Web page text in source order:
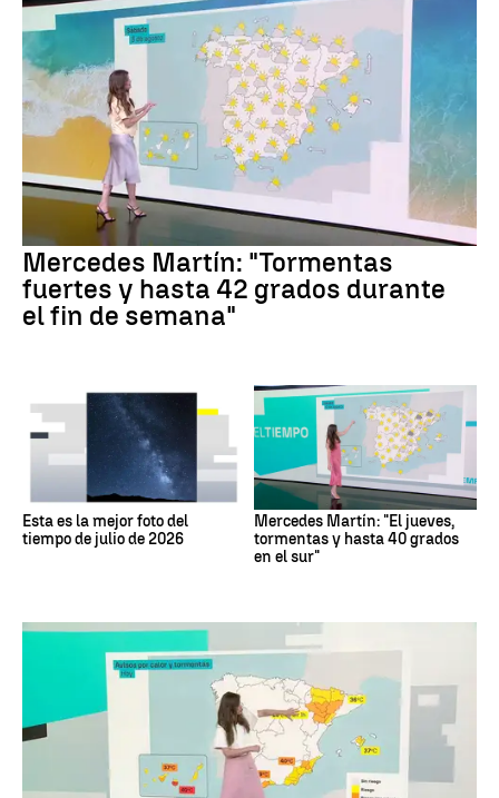
Mercedes Martín: "Tormentas
fuertes y hasta 42 grados durante
el fin de semana"
Esta es la mejor foto del
tiempo de julio de 2026
Mercedes Martín: "El jueves,
tormentas y hasta 40 grados
en el sur"